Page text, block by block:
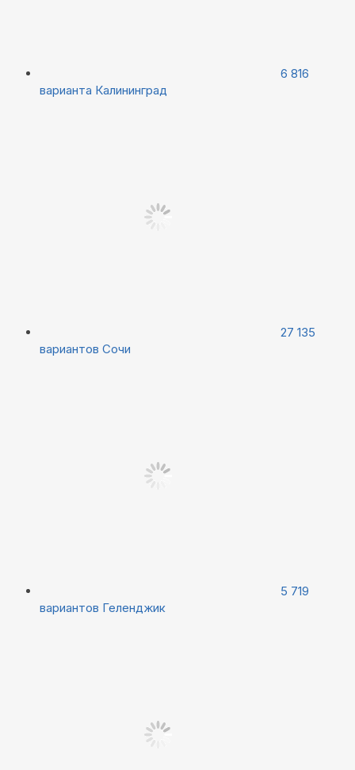
6 816
варианта Калининград
27 135
вариантов Сочи
5 719
вариантов Геленджик